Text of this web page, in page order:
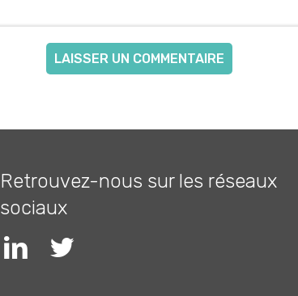
Retrouvez-nous sur les réseaux
sociaux